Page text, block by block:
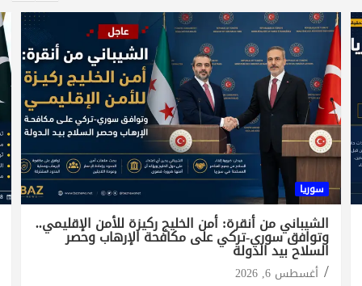
سوريا
الشيباني من أنقرة: أمن الخليج ركيزة للأمن الإقليمي..
وتوافق سوري-تركي على مكافحة الإرهاب وحصر
السلاح بيد الدولة
أغسطس 6, 2026